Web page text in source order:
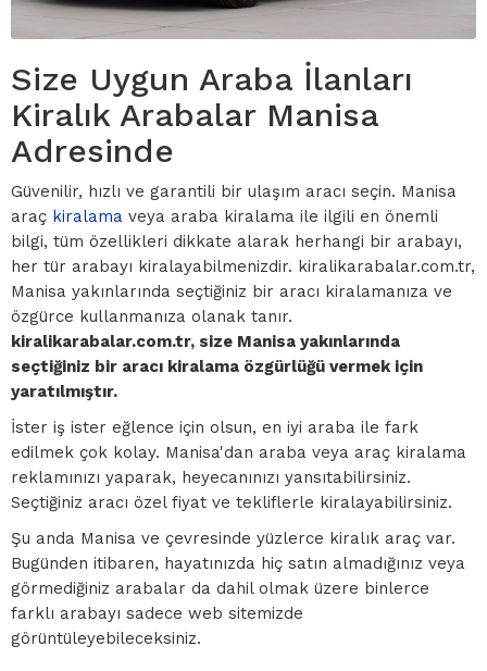
Size Uygun Araba İlanları
Kiralık Arabalar Manisa
Adresinde
Güvenilir, hızlı ve garantili bir ulaşım aracı seçin. Manisa
araç kiralama veya araba kiralama ile ilgili en önemli
bilgi, tüm özellikleri dikkate alarak herhangi bir arabayı,
her tür arabayı kiralayabilmenizdir. kiralikarabalar.com.tr,
Manisa yakınlarında seçtiğiniz bir aracı kiralamanıza ve
özgürce kullanmanıza olanak tanır.
kiralikarabalar.com.tr, size Manisa yakınlarında
seçtiğiniz bir aracı kiralama özgürlüğü vermek için
yaratılmıştır.
İster iş ister eğlence için olsun, en iyi araba ile fark
edilmek çok kolay. Manisa'dan araba veya araç kiralama
reklamınızı yaparak, heyecanınızı yansıtabilirsiniz.
Seçtiğiniz aracı özel fiyat ve tekliflerle kiralayabilirsiniz.
Şu anda Manisa ve çevresinde yüzlerce kiralık araç var.
Bugünden itibaren, hayatınızda hiç satın almadığınız veya
görmediğiniz arabalar da dahil olmak üzere binlerce
farklı arabayı sadece web sitemizde
görüntüleyebileceksiniz.